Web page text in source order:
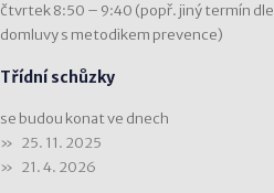
čtvrtek 8:50 – 9:40 (popř. jiný termín dle
domluvy s metodikem prevence)
Třídní schůzky
se budou konat ve dnech
25. 11. 2025
21. 4. 2026